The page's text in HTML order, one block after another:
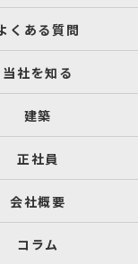
くある質問
当社を知る
建築
正社員
会社概要
コラム